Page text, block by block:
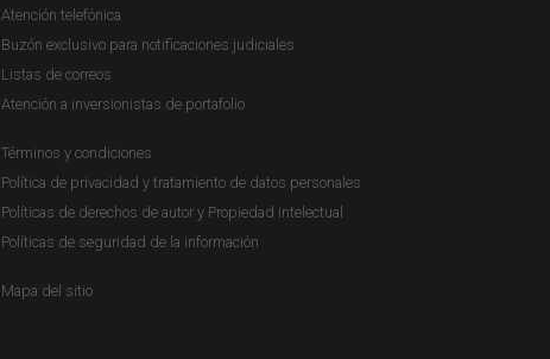
Atención telefónica
Buzón exclusivo para notificaciones judiciales
Listas de correos
Atención a inversionistas de portafolio
Términos y condiciones
Política de privacidad y tratamiento de datos personales
Políticas de derechos de autor y Propiedad intelectual
Políticas de seguridad de la información
Mapa del sitio